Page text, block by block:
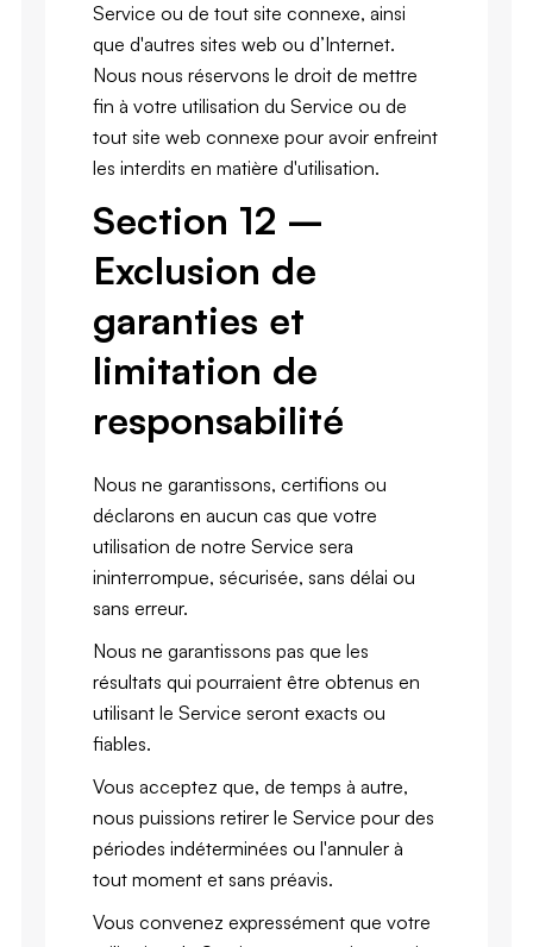
Service ou de tout site connexe, ainsi
que d'autres sites web ou d’Internet.
Nous nous réservons le droit de mettre
fin à votre utilisation du Service ou de
tout site web connexe pour avoir enfreint
les interdits en matière d'utilisation.
Section 12 –
Exclusion de
garanties et
limitation de
responsabilité
Nous ne garantissons, certifions ou
déclarons en aucun cas que votre
utilisation de notre Service sera
ininterrompue, sécurisée, sans délai ou
sans erreur.
Nous ne garantissons pas que les
résultats qui pourraient être obtenus en
utilisant le Service seront exacts ou
fiables.
Vous acceptez que, de temps à autre,
nous puissions retirer le Service pour des
périodes indéterminées ou l'annuler à
tout moment et sans préavis.
Vous convenez expressément que votre